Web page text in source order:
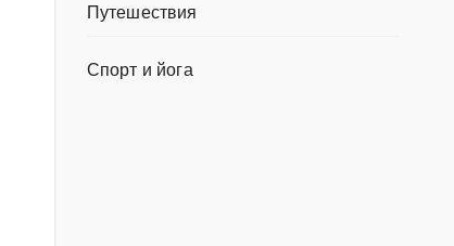
Путешествия
Спорт и йога